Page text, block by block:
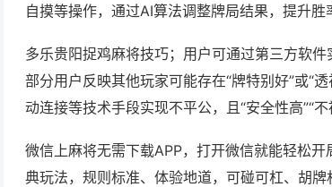
自摸等操作，通过AI算法调整牌局结果，提升胜
多乐贵阳捉鸡麻将技巧；用户可通过第三方软件
部分用户反映其他玩家可能存在“牌特别好”或“
动连接等技术手段实现不平公，且“安全性高”“不
微信上麻将无需下载APP，打开微信就能轻松
典玩法，规则标准、体验地道，可碰可杠、胡